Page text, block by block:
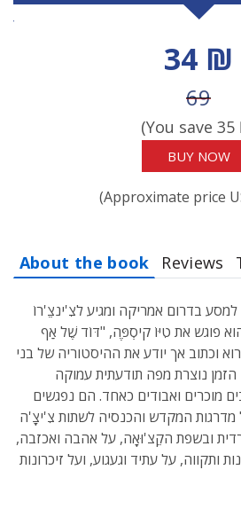
34 ₪
Price
69
(You save 35
BUY NOW
(Approximate price
About the book Reviews
למסע בדרום אמריקה ומגיע לצִִ'ינצֵֵ'רוֹ
פוגש את טִִיּוֹ קיסְְפֶֶּה, "דּוֹד שֶֶׁל אַַף
וכתוב אך יודע את ההיסטוריה של בני
הזמן נוצרת מפה תודעתית עמוקה
מוכרים ואבודים כאחד. הם נפגשים
מדרגות המקדש והכנסיה לשתות צִִ'יצָָ'ה
ובשפת הקֵֵצ'וּאָָה, על אהבה ואכזבה,
ותקווה, על עתיד וגעגוע, ועל זיכרונות